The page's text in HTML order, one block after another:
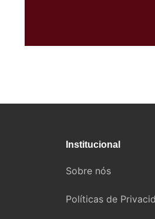
Institucional
Sobre nós
Políticas de